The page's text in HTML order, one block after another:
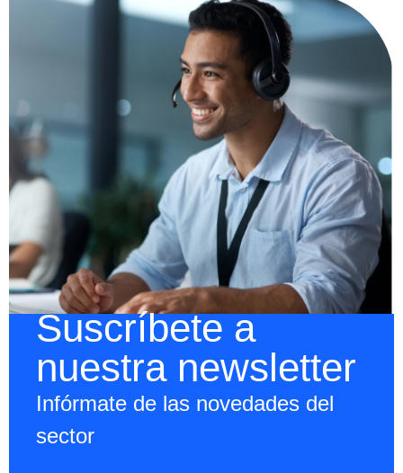
Suscríbete a
nuestra newsletter
Infórmate de las novedades del
sector